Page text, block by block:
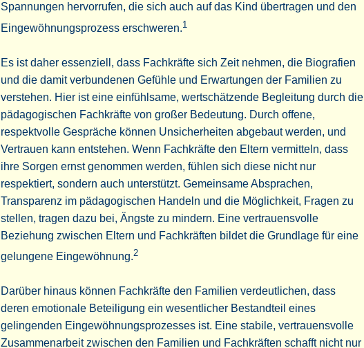
Spannungen hervorrufen, die sich auch auf das Kind übertragen und den
Eingewöhnungsprozess erschweren.1
Es ist daher essenziell, dass Fachkräfte sich Zeit nehmen, die Biografien
und die damit verbundenen Gefühle und Erwartungen der Familien zu
verstehen. Hier ist eine einfühlsame, wertschätzende Begleitung durch die
pädagogischen Fachkräfte von großer Bedeutung. Durch offene,
respektvolle Gespräche können Unsicherheiten abgebaut werden, und
Vertrauen kann entstehen. Wenn Fachkräfte den Eltern vermitteln, dass
ihre Sorgen ernst genommen werden, fühlen sich diese nicht nur
respektiert, sondern auch unterstützt. Gemeinsame Absprachen,
Transparenz im pädagogischen Handeln und die Möglichkeit, Fragen zu
stellen, tragen dazu bei, Ängste zu mindern. Eine vertrauensvolle
Beziehung zwischen Eltern und Fachkräften bildet die Grundlage für eine
gelungene Eingewöhnung.2
Darüber hinaus können Fachkräfte den Familien verdeutlichen, dass
deren emotionale Beteiligung ein wesentlicher Bestandteil eines
gelingenden Eingewöhnungsprozesses ist. Eine stabile, vertrauensvolle
Zusammenarbeit zwischen den Familien und Fachkräften schafft nicht nur